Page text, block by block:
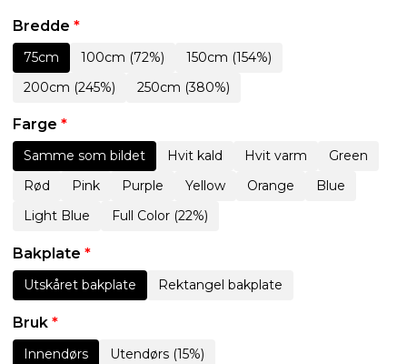
Bredde *
75cm 100cm (72%)
150cm (154%)
200cm (245%)
250cm (380%)
Farge *
Samme som bildet Hvit kald Hvit varm
Green
Rød
Pink Purple Yellow Orange
Blue
Light Blue
Full Color (22%)
Bakplate *
Utskåret bakplate Rektangel bakplate
Bruk *
Innendørs Utendørs (15%)